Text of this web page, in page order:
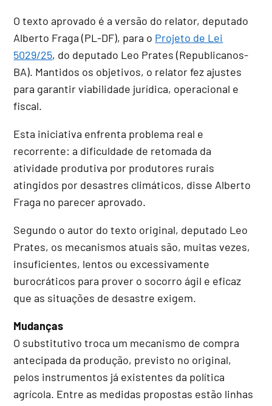
O texto aprovado é a versão do relator, deputado
Alberto Fraga (PL-DF), para o Projeto de Lei
5029/25, do deputado Leo Prates (Republicanos-
BA). Mantidos os objetivos, o relator fez ajustes
para garantir viabilidade jurídica, operacional e
fiscal.
Esta iniciativa enfrenta problema real e
recorrente: a dificuldade de retomada da
atividade produtiva por produtores rurais
atingidos por desastres climáticos, disse Alberto
Fraga no parecer aprovado.
Segundo o autor do texto original, deputado Leo
Prates, os mecanismos atuais são, muitas vezes,
insuficientes, lentos ou excessivamente
burocráticos para prover o socorro ágil e eficaz
que as situações de desastre exigem.
Mudanças
O substitutivo troca um mecanismo de compra
antecipada da produção, previsto no original,
pelos instrumentos já existentes da política
agrícola. Entre as medidas propostas estão linhas